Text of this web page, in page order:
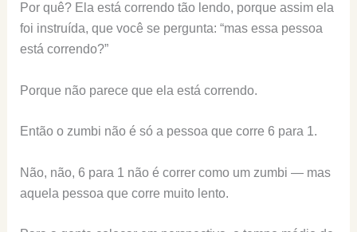
Por quê? Ela está correndo tão lendo, porque assim ela
foi instruída, que você se pergunta: “mas essa pessoa
está correndo?”
Porque não parece que ela está correndo.
Então o zumbi não é só a pessoa que corre 6 para 1.
Não, não, 6 para 1 não é correr como um zumbi — mas
aquela pessoa que corre muito lento.